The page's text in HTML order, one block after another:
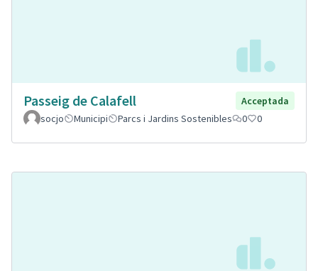
Passeig de Calafell
Acceptada
socjo
Municipi Parcs i Jardins Sostenibles 0 0